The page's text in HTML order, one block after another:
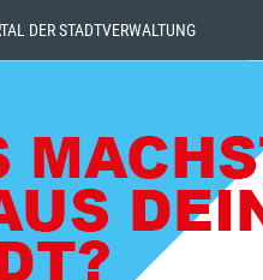
DER STADTVERWALTUNG